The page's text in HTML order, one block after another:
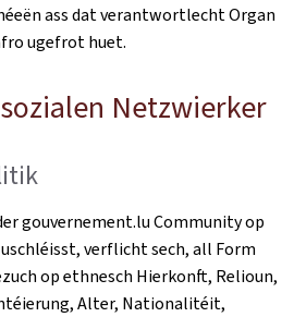
ass dat verantwortlecht Organ
ugefrot huet.
Netzwierker
gouvernement.lu Community op
verflicht sech, all Form
op ethnesch Hierkonft, Relioun,
Alter, Nationalitéit,